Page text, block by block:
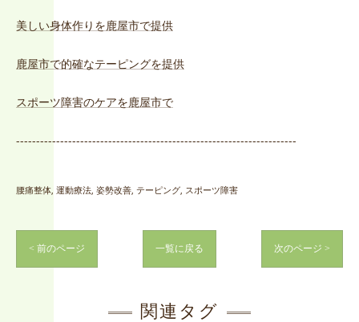
美しい身体作りを鹿屋市で提供
鹿屋市で的確なテーピングを提供
スポーツ障害のケアを鹿屋市で
----------------------------------------------------------------------
腰痛整体 運動療法 姿勢改善 テーピング スポーツ障害
< 前のページ 一覧に戻る 次のページ >
関連タグ